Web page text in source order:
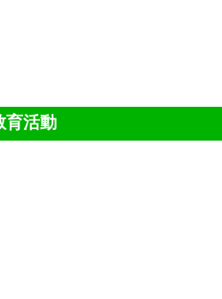
育活動